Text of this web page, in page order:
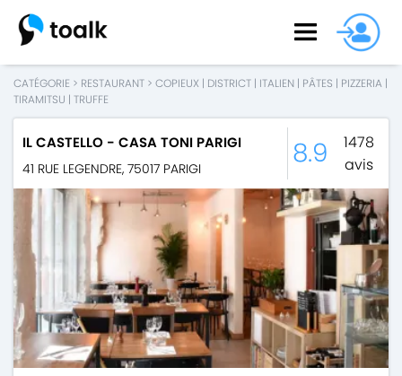
CATÉGORIE > RESTAURANT > COPIEUX | DISTRICT | ITALIEN | PÂTES | PIZZERIA |
TIRAMITSU | TRUFFE
IL CASTELLO - CASA TONI PARIGI
41 RUE LEGENDRE, 75017 PARIGI 8.9
1478
avis